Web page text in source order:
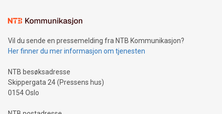
Vil du sende en pressemelding fra NTB Kommunikasjon?
Her finner du mer informasjon om tjenesten
NTB besøksadresse
Skippergata 24 (Pressens hus)
0154 Oslo